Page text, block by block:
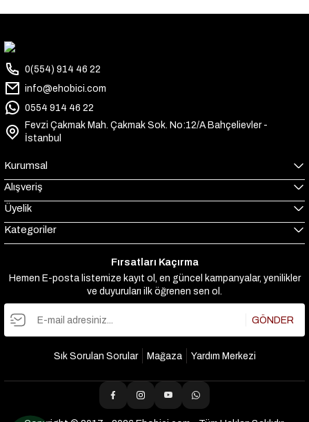
0(554) 914 46 22
info@ehobici.com
0554 914 46 22
Fevzi Çakmak Mah. Çakmak Sok. No:12/A Bahçelievler -
İstanbul
Kurumsal
Alışveriş
Üyelik
Kategoriler
Fırsatları Kaçırma
Hemen E-posta listemize kayıt ol, en güncel kampanyalar, yenilikler
ve duyuruları ilk öğrenen sen ol.
GÖNDER
Sık Sorulan Sorular Mağaza Yardım Merkezi